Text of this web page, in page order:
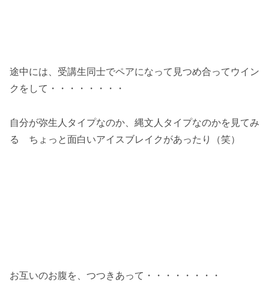
途中には、受講生同士でペアになって見つめ合ってウイン
クをして・・・・・・・・
自分が弥生人タイプなのか、縄文人タイプなのかを見てみ
る ちょっと面白いアイスブレイクがあったり（笑）
お互いのお腹を、つつきあって・・・・・・・・